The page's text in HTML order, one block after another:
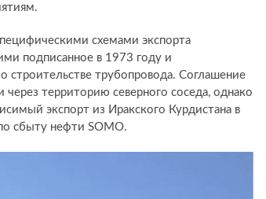
схемами экспорта
подписанное в 1973 году и
трубопровода. Соглашение
территорию северного соседа, однако
экспорт из Иракского Курдистана в
сбыту нефти SOMO.